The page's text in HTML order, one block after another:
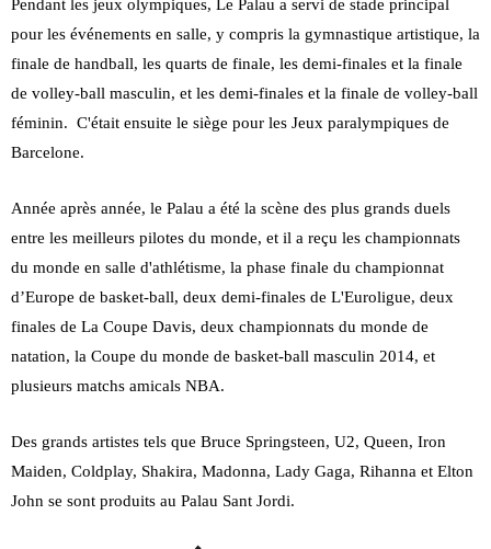
Pendant les jeux olympiques, Le Palau a servi de stade principal
pour les événements en salle, y compris la gymnastique artistique, la
finale de handball, les quarts de finale, les demi-finales et la finale
de volley-ball masculin, et les demi-finales et la finale de volley-ball
féminin. C'était ensuite le siège pour les Jeux paralympiques de
Barcelone.
Année après année, le Palau a été la scène des plus grands duels
entre les meilleurs pilotes du monde, et il a reçu les championnats
du monde en salle d'athlétisme, la phase finale du championnat
d’Europe de basket-ball, deux demi-finales de L'Euroligue, deux
finales de La Coupe Davis, deux championnats du monde de
natation, la Coupe du monde de basket-ball masculin 2014, et
plusieurs matchs amicals NBA.
Des grands artistes tels que Bruce Springsteen, U2, Queen, Iron
Maiden, Coldplay, Shakira, Madonna, Lady Gaga, Rihanna et Elton
John se sont produits au Palau Sant Jordi.